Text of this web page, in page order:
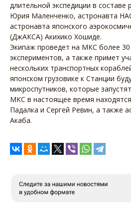
длительной экспедиции в составе
Юрия Маленченко, астронавта
астронавта японского
(ДжАКСА) Акихико Хошиде.
Экипаж проведет на МКС более 30
экспериментов, а также примет
нескольких транспортных
японском грузовике к Станции
микроспутников, которые
МКС в настоящее время
Падалка и Сергей Ревин, а также
Акаба.